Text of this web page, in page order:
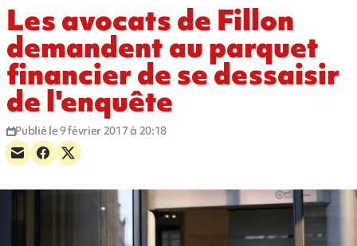
Les avocats de Fillon
demandent au parquet
financier de se dessaisir
de l'enquête
Publié le 9 février 2017 à 20:18